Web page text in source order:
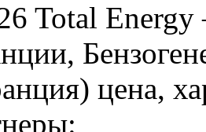
Total
цена,